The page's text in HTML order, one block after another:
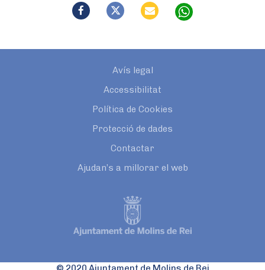
Avís legal
Accessibilitat
Política de Cookies
Protecció de dades
Contactar
Ajudan’s a millorar el web